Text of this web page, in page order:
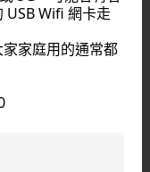
USB Wifi 網卡走
家庭用的通常都